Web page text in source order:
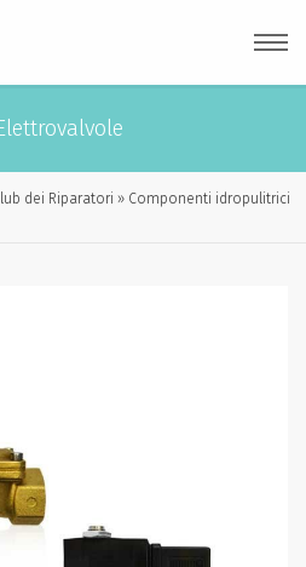
dei Riparatori
Componenti idropulitrici